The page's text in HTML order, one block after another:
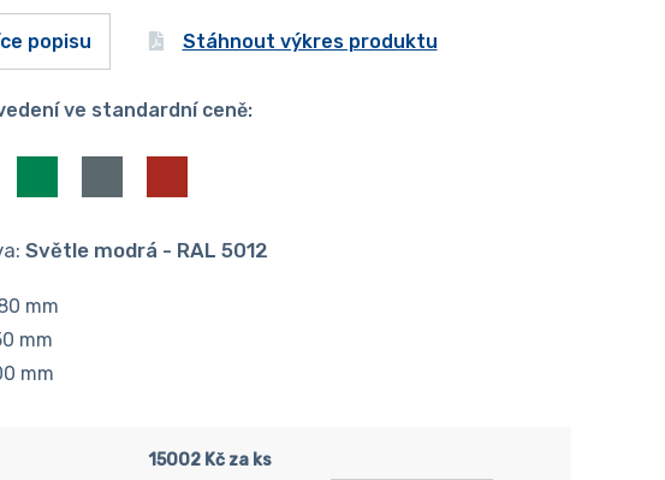
popisu Stáhnout výkres produktu
ve standardní ceně:
Světle modrá - RAL 5012
mm
mm
mm
15002 Kč za ks